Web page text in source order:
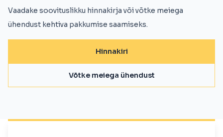
Vaadake soovituslikku hinnakirja või võtke meiega
ühendust kehtiva pakkumise saamiseks.
Hinnakiri
Võtke meiega ühendust